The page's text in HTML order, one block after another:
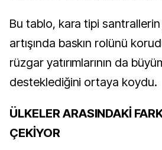
Bu tablo, kara tipi
artışında baskın rolünü
rüzgar yatırımlarının da
desteklediğini ortaya koydu.
ÜLKELER ARASINDAKİ
ÇEKİYOR